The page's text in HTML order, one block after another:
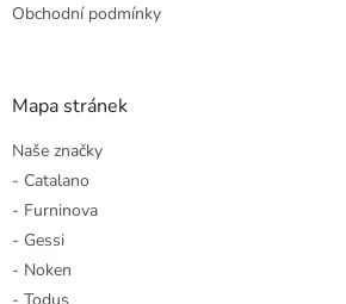
Obchodní podmínky
Mapa stránek
Naše značky
- Catalano
- Furninova
- Gessi
- Noken